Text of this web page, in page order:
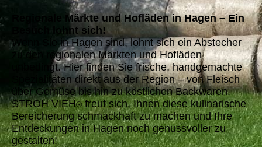
Regionale Märkte und Hofläden in Hagen – Ein
Besuch lohnt sich!
Wenn Sie in Hagen sind, lohnt sich ein Abstecher
zu den regionalen Märkten und Hofläden
unbedingt. Hier finden Sie frische, handgemachte
Spezialitäten direkt aus der Region – von Fleisch
über Gemüse bis hin zu köstlichen Backwaren.
STROH VIEH®freut sich, Ihnen diese kulinarische
Bereicherung schmackhaft zu machen und Ihre
Entdeckungen in Hagen noch genussvoller zu
gestalten!